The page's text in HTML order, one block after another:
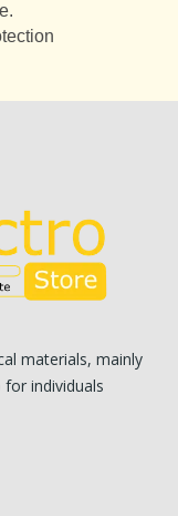
materials, mainly
individuals